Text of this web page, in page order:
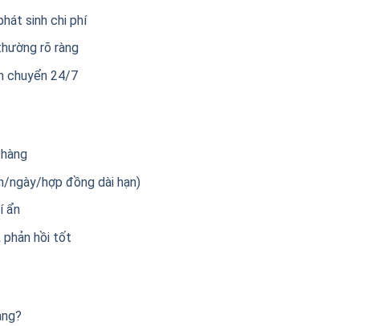
sinh chi phí
rõ ràng
chuyển 24/7
ngày/hợp đồng dài hạn)
ẩn
phản hồi tốt